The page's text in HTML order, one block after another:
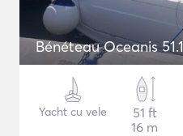
Bénéteau Oceanis 51.1
Yacht cu vele
51 ft
16 m